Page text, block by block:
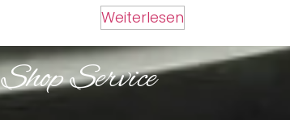
Weiterlesen
Shop Service